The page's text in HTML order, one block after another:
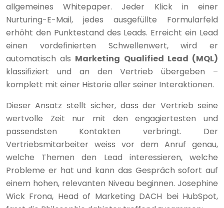
allgemeines Whitepaper. Jeder Klick in einer
Nurturing-E-Mail, jedes ausgefüllte Formularfeld
erhöht den Punktestand des Leads. Erreicht ein Lead
einen vordefinierten Schwellenwert, wird er
automatisch als Marketing Qualified Lead (MQL)
klassifiziert und an den Vertrieb übergeben –
komplett mit einer Historie aller seiner Interaktionen.
Dieser Ansatz stellt sicher, dass der Vertrieb seine
wertvolle Zeit nur mit den engagiertesten und
passendsten Kontakten verbringt. Der
Vertriebsmitarbeiter weiss vor dem Anruf genau,
welche Themen den Lead interessieren, welche
Probleme er hat und kann das Gespräch sofort auf
einem hohen, relevanten Niveau beginnen. Josephine
Wick Frona, Head of Marketing DACH bei HubSpot,